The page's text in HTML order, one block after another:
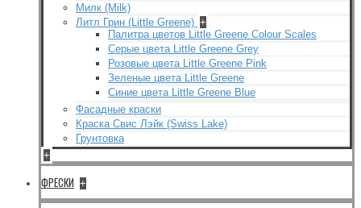
Милк (Milk)
Литл Грин (Little Greene) +
Палитра цветов Little Greene Colour Scales
Серые цвета Little Greene Grey
Розовые цвета Little Greene Pink
Зеленые цвета Little Greene
Синие цвета Little Greene Blue
Фасадные краски
Краска Свис Лэйк (Swiss Lake)
Грунтовка
+
ФРЕСКИ +